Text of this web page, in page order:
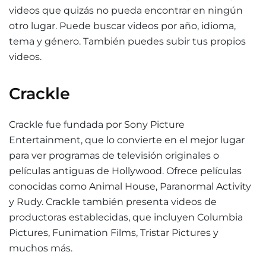
videos que quizás no pueda encontrar en ningún
otro lugar. Puede buscar videos por año, idioma,
tema y género. También puedes subir tus propios
videos.
Crackle
Crackle fue fundada por Sony Picture
Entertainment, que lo convierte en el mejor lugar
para ver programas de televisión originales o
películas antiguas de Hollywood. Ofrece películas
conocidas como Animal House, Paranormal Activity
y Rudy. Crackle también presenta videos de
productoras establecidas, que incluyen Columbia
Pictures, Funimation Films, Tristar Pictures y
muchos más.